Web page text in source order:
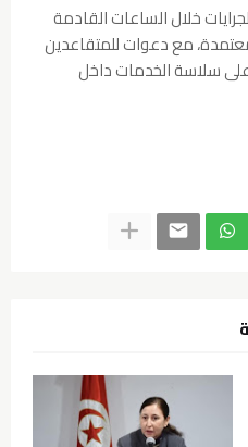
خلال الساعات القادمة
مع دعوات للمتقاعدين
سلاسة الخدمات داخل